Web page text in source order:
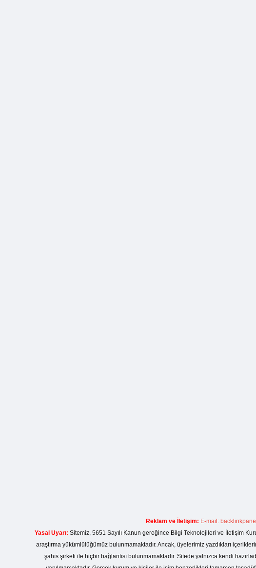
Reklam ve İletişim: E-mail:
Yasal Uyarı: Sitemiz, 5651 Sayılı Kanun gereğince Bilgi Teknolojileri ve İletişim
araştırma yükümlülüğümüz bulunmamaktadır. Ancak, üyelerimiz yazdıkları
şahıs şirketi ile hiçbir bağlantısı bulunmamaktadır. Sitede yalnızca kendi